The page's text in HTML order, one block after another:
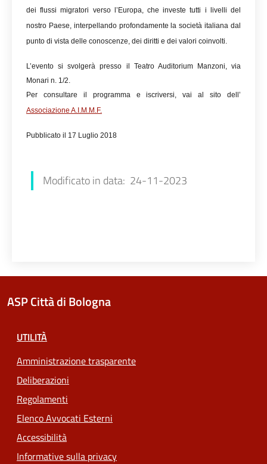
dei flussi migratori verso l’Europa, che investe tutti i livelli del
nostro Paese, interpellando profondamente la società italiana dal
punto di vista delle conoscenze, dei diritti e dei valori coinvolti.
L’evento si svolgerà presso il Teatro Auditorium Manzoni, via
Monari n. 1/2.
Per consultare il programma e iscriversi, vai al sito dell’
Associazione A.I.M.M.F.
Pubblicato il 17 Luglio 2018
Modificato in data: 24-11-2023
ASP Città di Bologna
UTILITÀ
Amministrazione trasparente
Deliberazioni
Regolamenti
Elenco Avvocati Esterni
Accessibilità
Informative sulla privacy